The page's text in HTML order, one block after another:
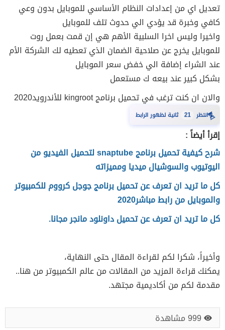
تعديل اي من إعدادات النظام الأساسي للموبايل بدون وعي
كافي وخبرة قد يؤدي الي حدوث تلف للموبايل
واخيرا وليس اخرا السلبية الأهم هي إن قمت بعمل روت
للموبايل يخرج عن صلاحية الضمان الذي تعطيه لك الشركة الأم
عند الشراء إضافة الي خفض سعر الموبايل
بشكل كبير عند بيعه ك مستعمل
والان ان كنت ترغب في تحميل برنامج kingroot للأندرويد2020
⏳انتظر 21 ثانية لظهور الرابط
إقرأ أيضاً :
شرح كيفية تحميل برنامج snaptube لتحميل الفيديو من
اليوتيوب والسوشيال ميديا ومميزاته
كل ما تريد ان تعرف عن تحميل برنامج جوجل كرووم للكمبيوتر
والموبايل من رابط مباشر2020
كل ما تريد ان تعرف عن تحميل داونلود مانجر مجانا.
وأخيراً، شكرا لكم لقراءة المقال حتى النهاية،
يمكنك قراءة المزيد من المقالات من عالم الكمبيوتر من هنا..
مقدمة لكم من أكاديمية مجتهد.
999 مشاهدة